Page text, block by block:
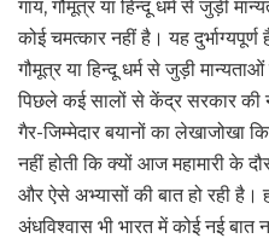
गाय, गौमूत्र या हिन्दू धर्म से जुड़ी
कोई चमत्कार नहीं है। यह
गौमूत्र या हिन्दू धर्म से जुड़ी
पिछले कई सालों से केंद्र सरकार की
गैर-जिम्मेदार बयानों का लेखाजोखा
नहीं होती कि क्यों आज महामारी के
और ऐसे अभ्यासों की बात हो रही है।
अंधविश्वास भी भारत में कोई नई बात